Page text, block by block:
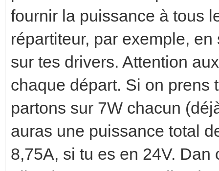
fournir la puissance à tous
répartiteur, par exemple,
sur tes drivers. Attention
chaque départ. Si on prens
partons sur 7W chacun
auras une puissance total
8,75A, si tu es en 24V.